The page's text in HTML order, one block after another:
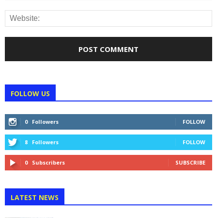
FOLLOW US
0 Followers FOLLOW
8 Followers FOLLOW
0 Subscribers SUBSCRIBE
LATEST NEWS